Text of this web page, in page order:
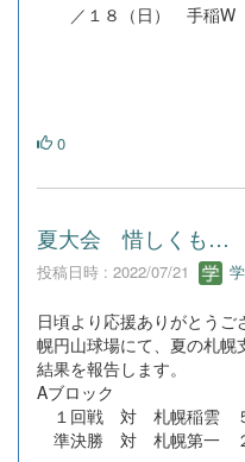
／１８（日） 手稲W（
0
夏大会 惜しくも…
投稿日時 : 2022/07/21
日頃より応援ありがとう
幌円山球場にて、夏の札
結果を報告します。
Aブロック
１回戦 対 札幌稲雲
準決勝 対 札幌第一 ２